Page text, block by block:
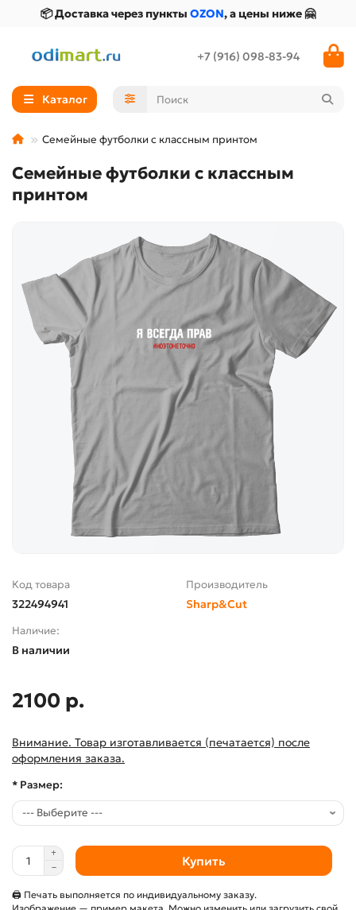
📦 Доставка через пункты OZON, а цены ниже 🤗
+7 (916) 098-83-94
Каталог
Семейные футболки с классным принтом
Семейные футболки с классным
принтом
Код товара
322494941
Производитель
Sharp&Cut
Наличие:
В наличии
2100 р.
Внимание. Товар изготавливается (печатается) после
оформления заказа.
* Размер:
Купить
🖨 Печать выполняется по индивидуальному заказу.